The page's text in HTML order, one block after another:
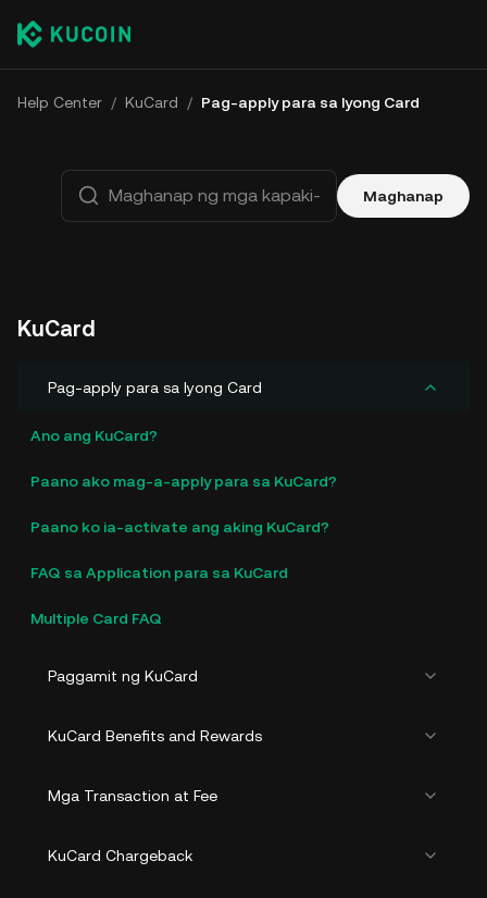
Help Center / KuCard / Pag-apply para sa Iyong Card
Maghanap
KuCard
Pag-apply para sa Iyong Card
Ano ang KuCard?
Paano ako mag-a-apply para sa KuCard?
Paano ko ia-activate ang aking KuCard?
FAQ sa Application para sa KuCard
Multiple Card FAQ
Paggamit ng KuCard
KuCard Benefits and Rewards
Mga Transaction at Fee
KuCard Chargeback